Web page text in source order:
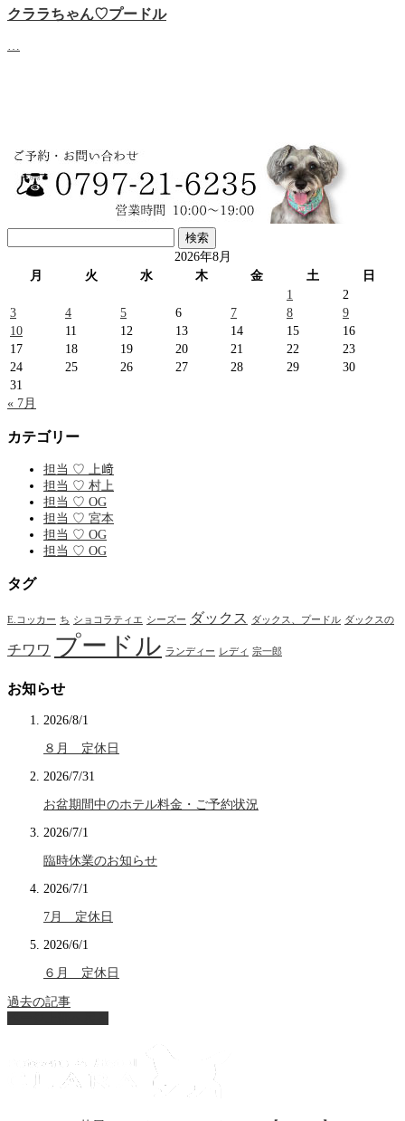
クララちゃん♡プードル
索:
2026年8月
月
火 水 木 金 土
日
1
2
3
4 5 6 7 8
9
10
11 12 13 14 15
16
17
18 19 20 21 22
23
24
25 26 27 28 29
30
31
« 7月
カテゴリー
担当 ♡ 上﨑
担当 ♡ 村上
担当 ♡ OG
担当 ♡ 宮本
担当 ♡ OG
担当 ♡ OG
タグ
E.コッカー ち ショコラティエ シーズー ダックス ダックス、プードル ダックスの
チワワ プードル ランディー レディ 宗一郎
お知らせ
2026/8/1
８月 定休日
2026/7/31
お盆期間中のホテル料金・ご予約状況
2026/7/1
臨時休業のお知らせ
2026/7/1
7月 定休日
2026/6/1
６月 定休日
過去の記事